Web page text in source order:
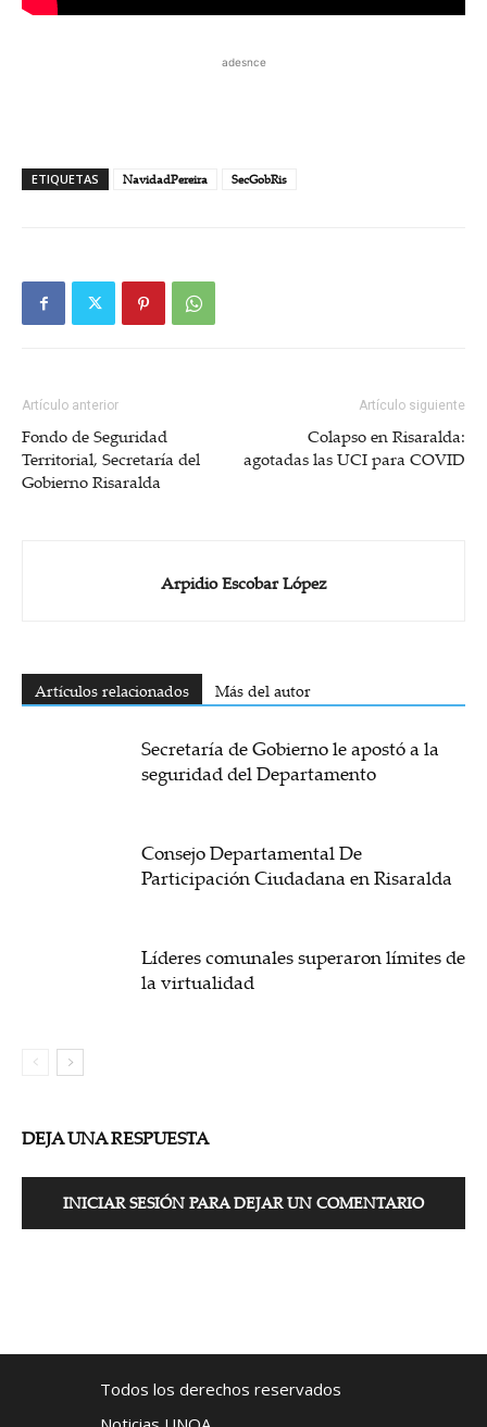
adesnce
ETIQUETAS NavidadPereira SecGobRis
Artículo anterior
Fondo de Seguridad
Territorial, Secretaría del
Gobierno Risaralda
Artículo siguiente
Colapso en Risaralda:
agotadas las UCI para COVID
Arpidio Escobar López
Artículos relacionados Más del autor
Secretaría de Gobierno le apostó a la
seguridad del Departamento
Consejo Departamental De
Participación Ciudadana en Risaralda
Líderes comunales superaron límites de
la virtualidad
DEJA UNA RESPUESTA
INICIAR SESIÓN PARA DEJAR UN COMENTARIO
Todos los derechos reservados